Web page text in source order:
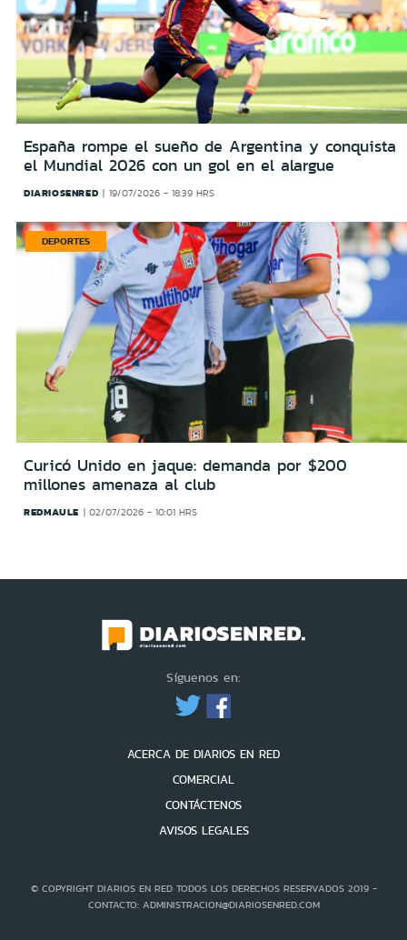
España rompe el sueño de Argentina y conquista
el Mundial 2026 con un gol en el alargue
DIARIOSENRED 19/07/2026 - 18:39 HRS
DEPORTES
Curicó Unido en jaque: demanda por $200
millones amenaza al club
REDMAULE 02/07/2026 - 10:01 HRS
Síguenos en:
ACERCA DE DIARIOS EN RED
COMERCIAL
CONTÁCTENOS
AVISOS LEGALES
© COPYRIGHT DIARIOS EN RED TODOS LOS DERECHOS RESERVADOS 2019 -
CONTACTO: ADMINISTRACION@DIARIOSENRED.COM